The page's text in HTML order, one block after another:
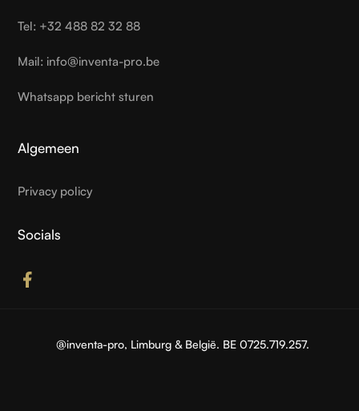
Tel: +32 488 82 32 88
Mail: info@inventa-pro.be
Whatsapp bericht sturen
Algemeen
Privacy policy
Socials
@inventa-pro, Limburg & België. BE 0725.719.257.